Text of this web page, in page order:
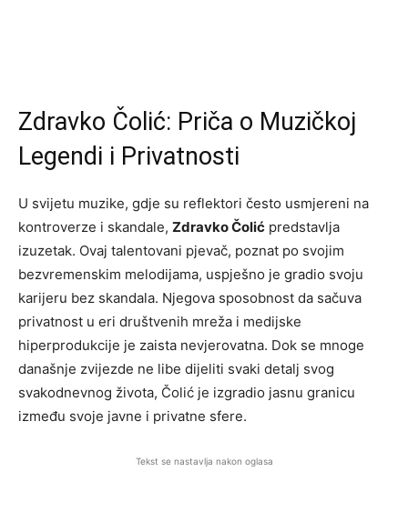
Zdravko Čolić: Priča o Muzičkoj
Legendi i Privatnosti
U svijetu muzike, gdje su reflektori često usmjereni na
kontroverze i skandale, Zdravko Čolić predstavlja
izuzetak. Ovaj talentovani pjevač, poznat po svojim
bezvremenskim melodijama, uspješno je gradio svoju
karijeru bez skandala. Njegova sposobnost da sačuva
privatnost u eri društvenih mreža i medijske
hiperprodukcije je zaista nevjerovatna. Dok se mnoge
današnje zvijezde ne libe dijeliti svaki detalj svog
svakodnevnog života, Čolić je izgradio jasnu granicu
između svoje javne i privatne sfere.
Tekst se nastavlja nakon oglasa